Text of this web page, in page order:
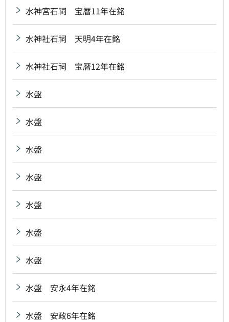
水神宮石祠 宝暦11年在銘
水神社石祠 天明4年在銘
水神社石祠 宝暦12年在銘
水盤
水盤
水盤
水盤
水盤
水盤
水盤
水盤 安永4年在銘
水盤 安政6年在銘